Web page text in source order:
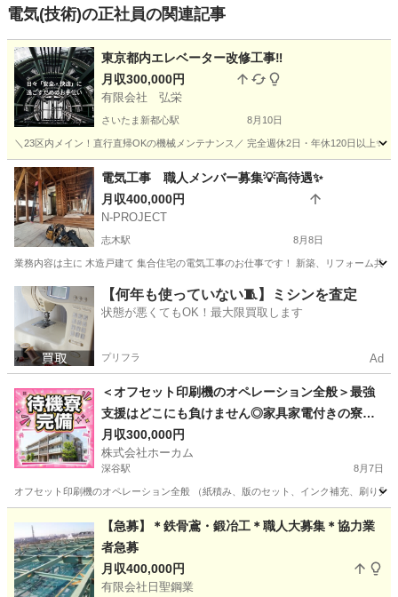
電気(技術)の正社員の関連記事
東京都内エレベーター改修工事‼️
月収300,000円
有限会社 弘栄
さいたま新都心駅 8月10日
＼23区内メイン！直行直帰OKの機械メンテナンス／ 完全週休2日・年休120日
埼玉 さいたま市 さいたま新都心駅 技術
電気工事 職人メンバー募集💡高待遇✨
月収400,000円
N-PROJECT
志木駅 8月8日
業務内容は主に 木造戸建て 集合住宅の電気工事のお仕事です！ 新築、リフォーム共
埼玉 志木市 志木駅 電気 電気工事士
【何年も使っていない🧵】ミシンを査定
状態が悪くてもOK！最大限買取します
プリフラ Ad
＜オフセット印刷機のオペレーション全般＞最強
支援はどこにも負けません◎家具家電付きの寮完
備
月収300,000円
株式会社ホーカム
深谷駅 8月7日
オフセット印刷機のオペレーション全般 （紙積み、版のセット、インク補充、刷
深谷駅 機械 最強
【急募】＊鉄骨鳶・鍛冶工＊職人大募集＊協力業
者急募
月収400,000円
有限会社日聖鋼業